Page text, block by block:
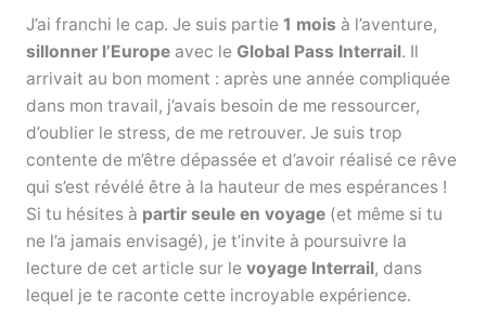
J’ai franchi le cap. Je suis partie 1 mois à l’aventure,
sillonner l’Europeavec le Global Pass Interrail. Il
arrivait au bon moment : après une année compliquée
dans mon travail, j’avais besoin de me ressourcer,
d’oublier le stress, de me retrouver. Je suis trop
contente de m’être dépassée et d’avoir réalisé ce rêve
qui s’est révélé être à la hauteur de mes espérances !
Si tu hésites à partir seule en voyage (et même si tu
ne l’a jamais envisagé), je t’invite à poursuivre la
lecture de cet article sur le voyage Interrail, dans
lequel je te raconte cette incroyable expérience.